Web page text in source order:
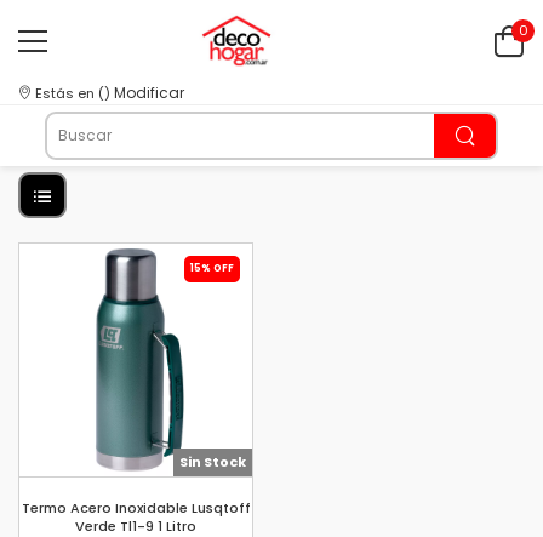
0
Estás en () Modificar
15% OFF
Sin Stock
Termo Acero Inoxidable Lusqtoff
Verde Tl1-9 1 Litro